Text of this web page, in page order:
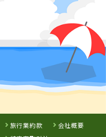
予 約
詳 細
予 約
9
旅行業約款
会社概要